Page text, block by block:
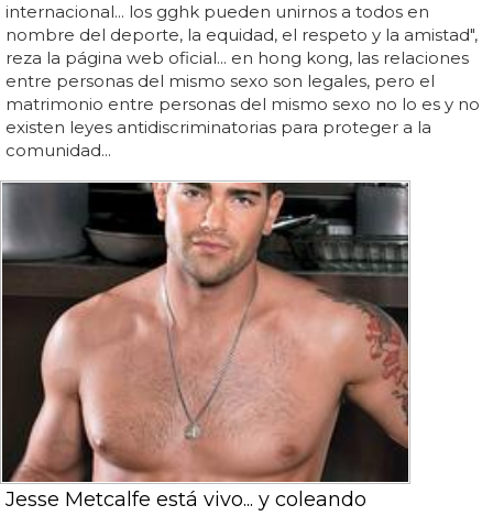
internacional... los gghk pueden unirnos a todos en
nombre del deporte, la equidad, el respeto y la amistad",
reza la página web oficial... en hong kong, las relaciones
entre personas del mismo sexo son legales, pero el
matrimonio entre personas del mismo sexo no lo es y no
existen leyes antidiscriminatorias para proteger a la
comunidad...
Jesse Metcalfe está vivo... y coleando